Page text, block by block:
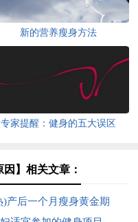
新的营养瘦身方法
专家提醒：健身的五大误区
】相关文章：
)产后一个月瘦身黄金期